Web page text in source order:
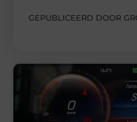
GEPUBLICEERD DOOR